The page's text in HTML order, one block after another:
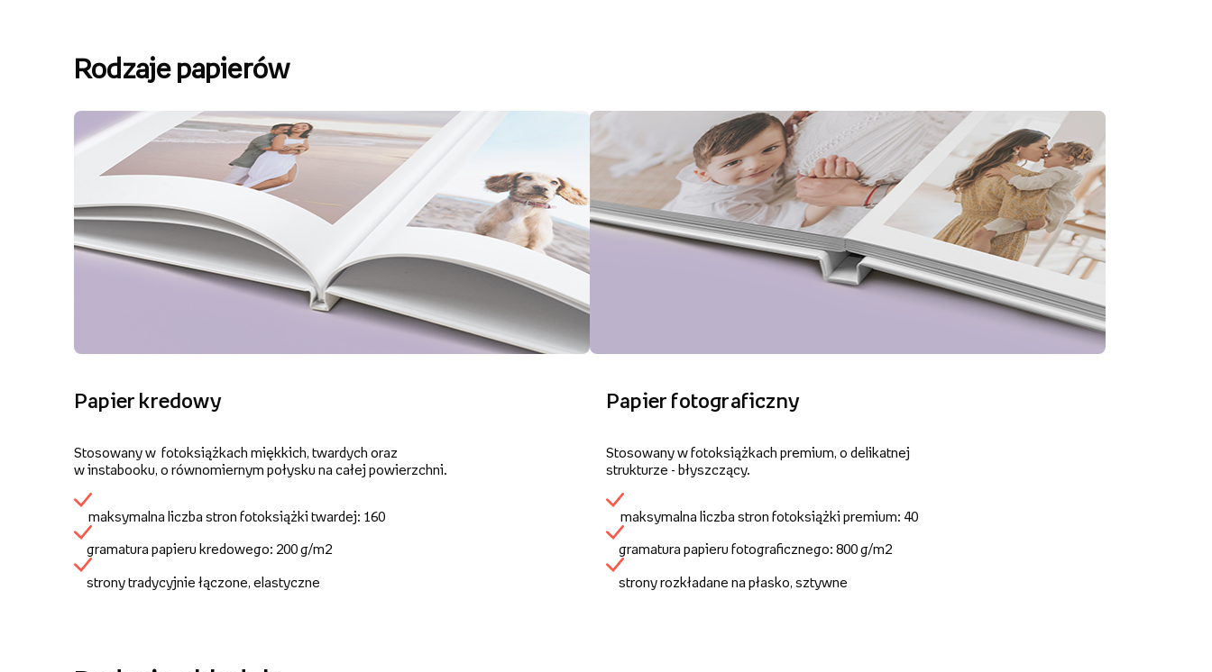
Rodzaje papierów
Papier kredowy
Stosowany w fotoksiążkach miękkich, twardych oraz
w instabooku, o równomiernym połysku na całej powierzchni.
maksymalna liczba stron fotoksiążki twardej: 160
gramatura papieru kredowego: 200 g/m2
strony tradycyjnie łączone, elastyczne
Papier fotograficzny
Stosowany w fotoksiążkach premium, o delikatnej
strukturze - błyszczący.
maksymalna liczba stron fotoksiążki premium: 40
gramatura papieru fotograficznego: 800 g/m2
strony rozkładane na płasko, sztywne